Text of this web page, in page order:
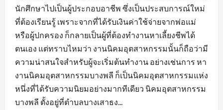
นักศึกษาไปเป็นผู้ประกอบอาชีพ ซึ่งเป็นประสบการณ์ใหม่
ที่ต้องเรียนรู้ เพราะจากที่ได้รับเงินค่าใช้จ่ายจากพ่อแม่
หรือผู้ปกครอง ก็กลายเป็นผู้ที่ต้องทำงานหาเลี้ยงชีพได้
ตนเอง แต่ทราบไหมว่า งานนิคมอุตสาหกรรมนั้นก็ถือว่ามี
ความน่าสนใจสำหรับผู้จะเริ่มต้นทำงาน อย่างเช่นการ หา
งานนิคมอุตสาหกรรมบางพลี ก็เป็นนิคมอุตสาหกรรมแห่ง
หนึ่งที่ได้รับความนิยมอย่างมากทีเดียว นิคมอุตสาหกรรม
บางพลี ตั้งอยู่ที่ตำบลบางเสาธง...